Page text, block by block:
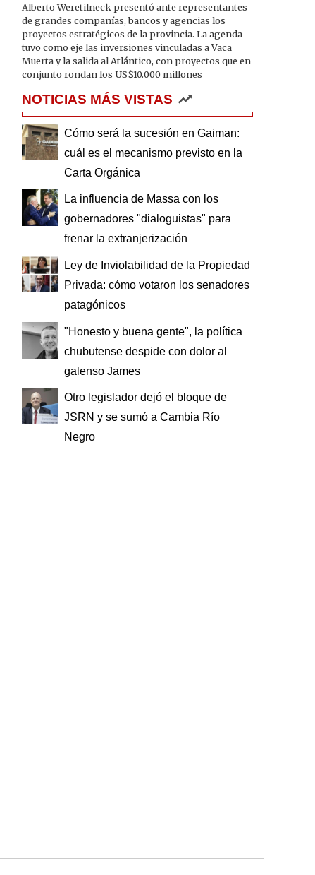
Alberto Weretilneck presentó ante representantes
de grandes compañías, bancos y agencias los
proyectos estratégicos de la provincia. La agenda
tuvo como eje las inversiones vinculadas a Vaca
Muerta y la salida al Atlántico, con proyectos que en
conjunto rondan los US$10.000 millones
NOTICIAS MÁS VISTAS
Cómo será la sucesión en Gaiman:
cuál es el mecanismo previsto en la
Carta Orgánica
La influencia de Massa con los
gobernadores "dialoguistas" para
frenar la extranjerización
Ley de Inviolabilidad de la Propiedad
Privada: cómo votaron los senadores
patagónicos
"Honesto y buena gente", la política
chubutense despide con dolor al
galenso James
Otro legislador dejó el bloque de
JSRN y se sumó a Cambia Río
Negro